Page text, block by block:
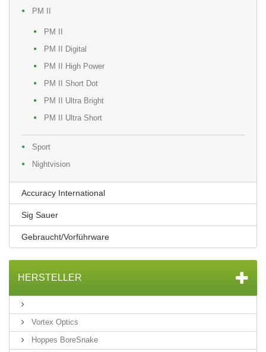
PM II
PM II
PM II Digital
PM II High Power
PM II Short Dot
PM II Ultra Bright
PM II Ultra Short
Sport
Nightvision
Accuracy International
Sig Sauer
Gebraucht/Vorführware
HERSTELLER
Vortex Optics
Hoppes BoreSnake